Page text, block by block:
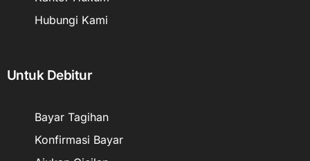
Hubungi Kami
Untuk Debitur
Bayar Tagihan
Konfirmasi Bayar